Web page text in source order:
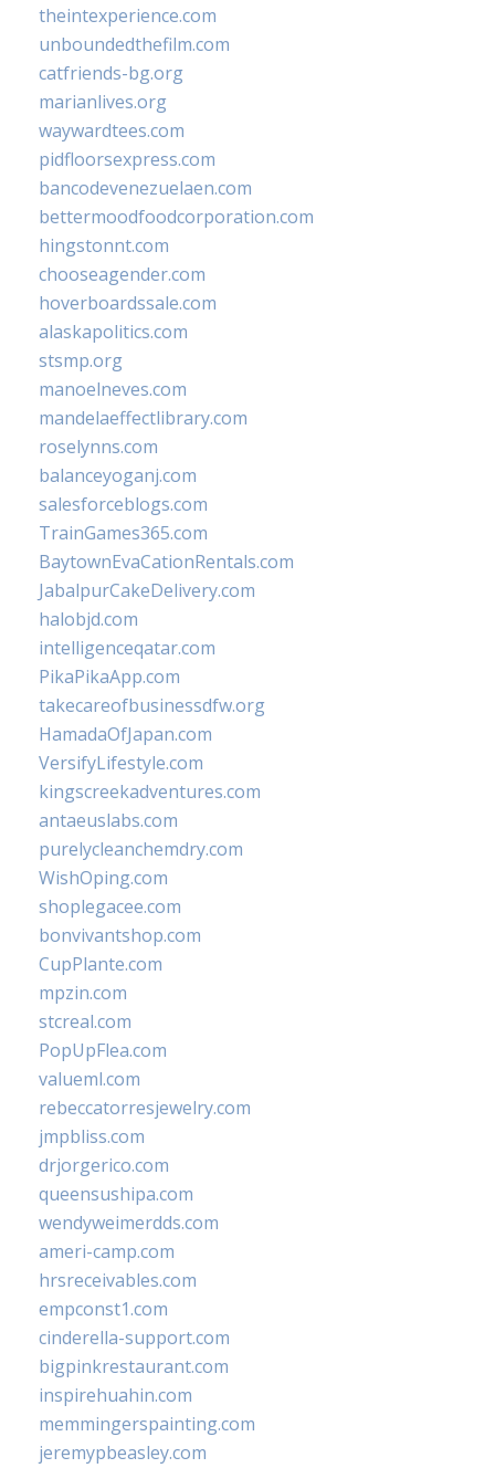
theintexperience.com
unboundedthefilm.com
catfriends-bg.org
marianlives.org
waywardtees.com
pidfloorsexpress.com
bancodevenezuelaen.com
bettermoodfoodcorporation.com
hingstonnt.com
chooseagender.com
hoverboardssale.com
alaskapolitics.com
stsmp.org
manoelneves.com
mandelaeffectlibrary.com
roselynns.com
balanceyoganj.com
salesforceblogs.com
TrainGames365.com
BaytownEvaCationRentals.com
JabalpurCakeDelivery.com
halobjd.com
intelligenceqatar.com
PikaPikaApp.com
takecareofbusinessdfw.org
HamadaOfJapan.com
VersifyLifestyle.com
kingscreekadventures.com
antaeuslabs.com
purelycleanchemdry.com
WishOping.com
shoplegacee.com
bonvivantshop.com
CupPlante.com
mpzin.com
stcreal.com
PopUpFlea.com
valueml.com
rebeccatorresjewelry.com
jmpbliss.com
drjorgerico.com
queensushipa.com
wendyweimerdds.com
ameri-camp.com
hrsreceivables.com
empconst1.com
cinderella-support.com
bigpinkrestaurant.com
inspirehuahin.com
memmingerspainting.com
jeremypbeasley.com